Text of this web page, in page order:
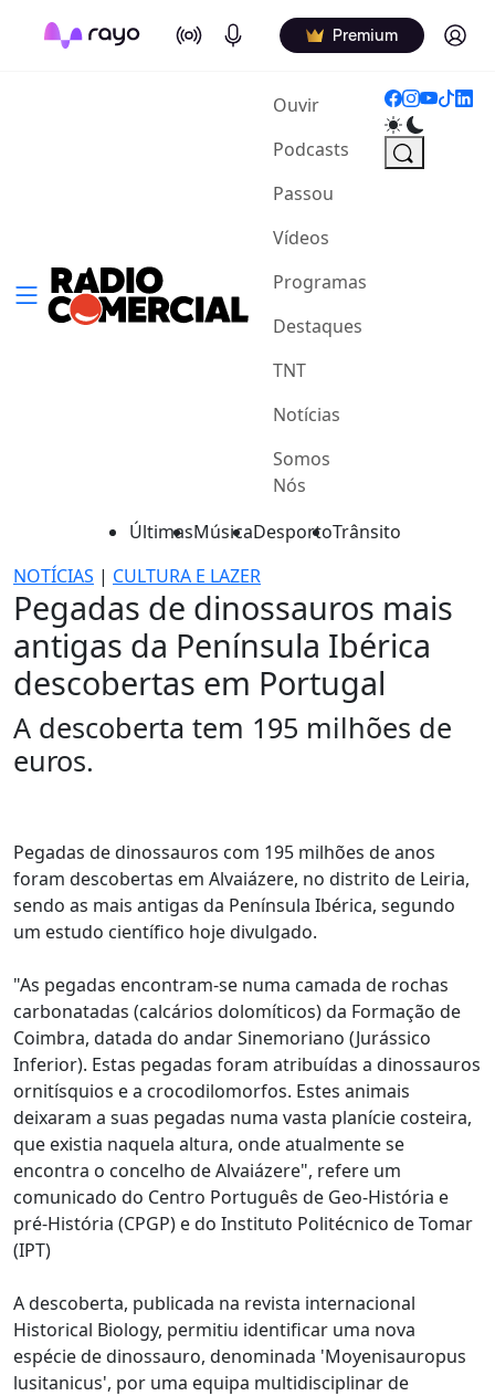
On Air Podcasts Premium Log in
Ouvir(current)
Podcasts
Passou
Vídeos
Programas
Destaques
TNT
Notícias
Somos
Nós
ÚltimasMúsicaDesportoTrânsito
NOTÍCIAS | CULTURA E LAZER
Pegadas de dinossauros mais
antigas da Península Ibérica
descobertas em Portugal
A descoberta tem 195 milhões de
euros.
Pegadas de dinossauros com 195 milhões de anos
foram descobertas em Alvaiázere, no distrito de Leiria,
sendo as mais antigas da Península Ibérica, segundo
um estudo científico hoje divulgado.
"As pegadas encontram-se numa camada de rochas
carbonatadas (calcários dolomíticos) da Formação de
Coimbra, datada do andar Sinemoriano (Jurássico
Inferior). Estas pegadas foram atribuídas a dinossauros
ornitísquios e a crocodilomorfos. Estes animais
deixaram a suas pegadas numa vasta planície costeira,
que existia naquela altura, onde atualmente se
encontra o concelho de Alvaiázere", refere um
comunicado do Centro Português de Geo-História e
pré-História (CPGP) e do Instituto Politécnico de Tomar
(IPT)
A descoberta, publicada na revista internacional
Historical Biology, permitiu identificar uma nova
espécie de dinossauro, denominada 'Moyenisauropus
lusitanicus', por uma equipa multidisciplinar de